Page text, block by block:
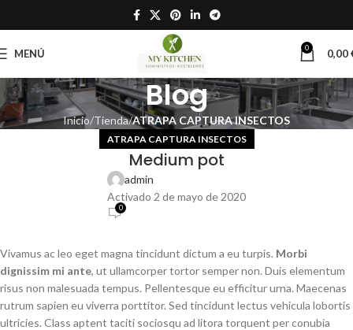
MENÚ 0 0,00
Blog
Inicio Tienda ATRAPA CAPTURA INSECTOS
ATRAPA CAPTURA INSECTOS
Medium pot
admin
Activado 2 de mayo de 2020
0
Vivamus ac leo eget magna tincidunt dictum a eu turpis. Morbi
dignissim mi ante, ut ullamcorper tortor semper non. Duis elementum
risus non malesuada tempus. Pellentesque eu efficitur urna. Maecenas
rutrum sapien eu viverra porttitor. Sed tincidunt lectus vehicula lobortis
ultricies. Class aptent taciti sociosqu ad litora torquent per conubia